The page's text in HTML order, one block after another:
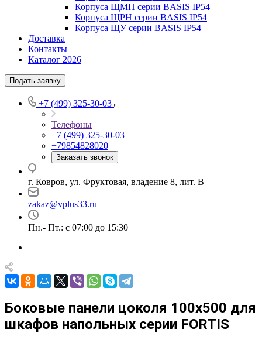
Корпуса ЩМП серии BASIS IP54
Корпуса ЩРН серии BASIS IP54
Корпуса ЩУ серии BASIS IP54
Доставка
Контакты
Каталог 2026
Подать заявку
+7 (499) 325-30-03
Телефоны
+7 (499) 325-30-03
+79854828020
Заказать звонок
г. Ковров, ул. Фруктовая, владение 8, лит. В
zakaz@vplus33.ru
Пн.- Пт.: с 07:00 до 15:30
Боковые панели цоколя 100х500 для
шкафов напольных серии FORTIS